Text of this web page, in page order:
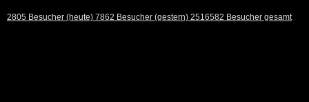
2805 Besucher (heute) 7862 Besucher (gestern) 2516582 Besucher gesamt